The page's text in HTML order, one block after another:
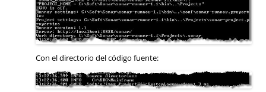
Con el directorio del código fuente: